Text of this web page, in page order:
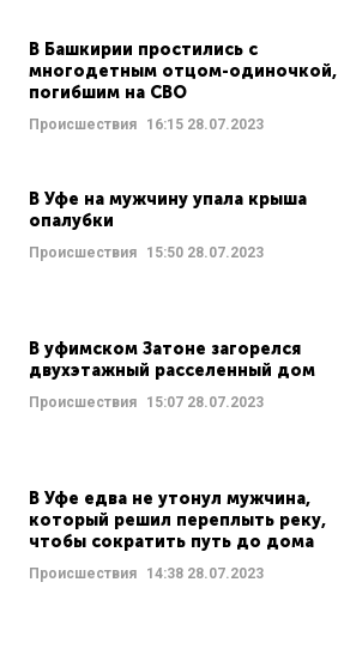
В Башкирии простились с
многодетным отцом-одиночкой,
погибшим на СВО
Происшествия 16:15 28.07.2023
В Уфе на мужчину упала крыша
опалубки
Происшествия 15:50 28.07.2023
В уфимском Затоне загорелся
двухэтажный расселенный дом
Происшествия 15:07 28.07.2023
В Уфе едва не утонул мужчина,
который решил переплыть реку,
чтобы сократить путь до дома
Происшествия 14:38 28.07.2023